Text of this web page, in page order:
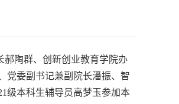
郝陶群、创新创业教育学院办
党委副书记兼副院长潘振、智
级本科生辅导员高梦玉参加本